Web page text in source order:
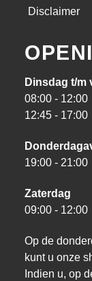
Disclaimer
Dinsdag t/m
08:00 - 12:00
12:45 - 17:00
19:00 - 21:00
Zaterdag
09:00 - 12:00
Op de
kunt u onze
Indien u, op